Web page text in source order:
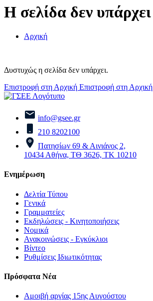
Η σελίδα δεν υπάρχει
Αρχική
Δυστυχώς η σελίδα δεν υπάρχει.
Επιστροφή στη Αρχική Επιστροφή στη Αρχική
info@gsee.gr
210 8202100
Πατησίων 69 & Αινιάνος 2,
10434 Αθήνα, ΤΘ 3626, ΤΚ 10210
Ενημέρωση
Δελτία Τύπου
Γενικά
Γραμματείες
Εκδηλώσεις - Κινητοποιήσεις
Νομικά
Ανακοινώσεις - Εγκύκλιοι
Βίντεο
Ρυθμίσεις Ιδιωτικότητας
Πρόσφατα Νέα
Αμοιβή αργίας 15ης Αυγούστου